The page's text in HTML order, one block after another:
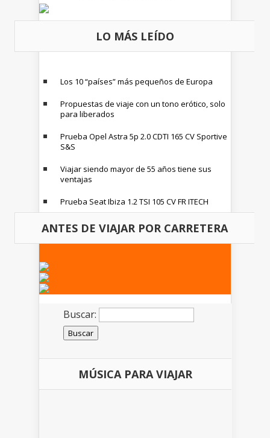
LO MÁS LEÍDO
Los 10 “países” más pequeños de Europa
Propuestas de viaje con un tono erótico, solo
para liberados
Prueba Opel Astra 5p 2.0 CDTI 165 CV Sportive
S&S
Viajar siendo mayor de 55 años tiene sus
ventajas
Prueba Seat Ibiza 1.2 TSI 105 CV FR ITECH
ANTES DE VIAJAR POR CARRETERA
Buscar:
MÚSICA PARA VIAJAR